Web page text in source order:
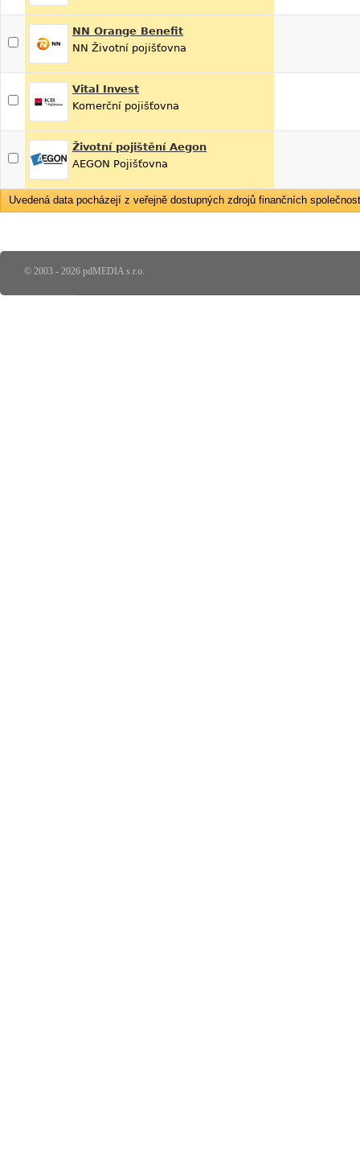
NN Orange Benefit
NN Životní pojišťovna
Vital Invest
Komerční pojišťovna
Životní pojištění Aegon
AEGON Pojišťovna
Uvedená data pocházejí z veřejně dostupných zdrojů finančních
© 2003 - 2026 pdMEDIA s.r.o.